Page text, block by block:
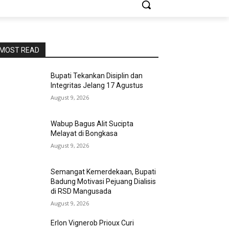
READ
Bupati Tekankan Disiplin dan
Integritas Jelang 17 Agustus
August 9, 2026
Wabup Bagus Alit Sucipta
Melayat di Bongkasa
August 9, 2026
Semangat Kemerdekaan, Bupati
Badung Motivasi Pejuang Dialisis
di RSD Mangusada
August 9, 2026
Erlon Vignerob Prioux Curi